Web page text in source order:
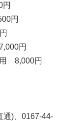
円
円
円
用 8,000円
通)、0167-44-